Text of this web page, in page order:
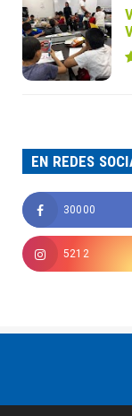
EN REDES
30000
5212